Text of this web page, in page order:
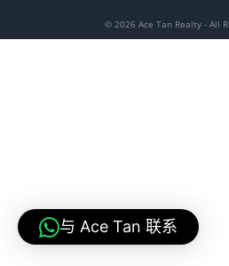
© 2026 Ace Tan Realty - All
与 Ace Tan 联系